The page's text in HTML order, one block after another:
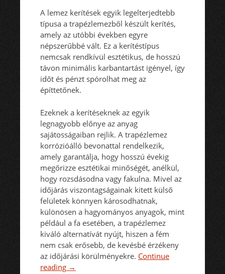
A lemez kerítések egyik legelterjedtebb
típusa a trapézlemezből készült kerítés,
amely az utóbbi években egyre
népszerűbbé vált. Ez a kerítéstípus
nemcsak rendkívül esztétikus, de hosszú
távon minimális karbantartást igényel, így
időt és pénzt spórolhat meg az
építtetőnek.
Ezeknek a kerítéseknek az egyik
legnagyobb előnye az anyag
sajátosságaiban rejlik. A trapézlemez
korrózióálló bevonattal rendelkezik,
amely garantálja, hogy hosszú évekig
megőrizze esztétikai minőségét, anélkül,
hogy rozsdásodna vagy fakulna. Mivel az
időjárás viszontagságainak kitett külső
felületek könnyen károsodhatnak,
különösen a hagyományos anyagok, mint
például a fa esetében, a trapézlemez
kiváló alternatívát nyújt, hiszen a fém
nem csak erősebb, de kevésbé érzékeny
az időjárási körülményekre. Continue
reading →